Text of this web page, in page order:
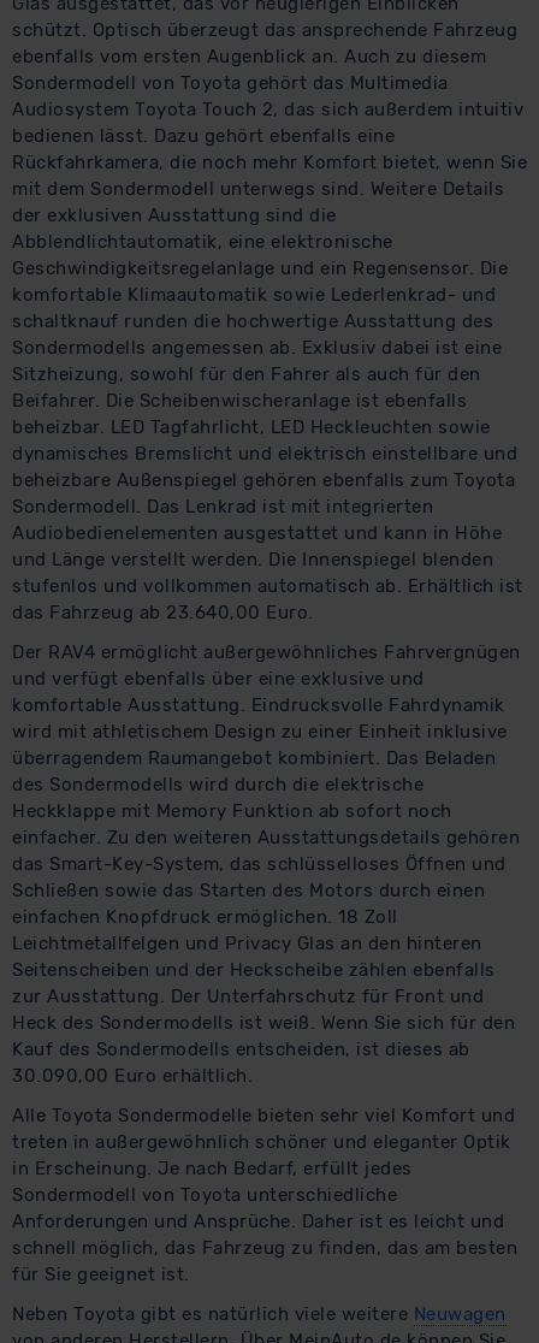
schützt. Optisch überzeugt das ansprechende Fahrzeug
ebenfalls vom ersten Augenblick an. Auch zu diesem
Sondermodell von Toyota gehört das Multimedia
Audiosystem Toyota Touch 2, das sich außerdem intuitiv
bedienen lässt. Dazu gehört ebenfalls eine
Rückfahrkamera, die noch mehr Komfort bietet, wenn Sie
mit dem Sondermodell unterwegs sind. Weitere Details
der exklusiven Ausstattung sind die
Abblendlichtautomatik, eine elektronische
Geschwindigkeitsregelanlage und ein Regensensor. Die
komfortable Klimaautomatik sowie Lederlenkrad- und
schaltknauf runden die hochwertige Ausstattung des
Sondermodells angemessen ab. Exklusiv dabei ist eine
Sitzheizung, sowohl für den Fahrer als auch für den
Beifahrer. Die Scheibenwischeranlage ist ebenfalls
beheizbar. LED Tagfahrlicht, LED Heckleuchten sowie
dynamisches Bremslicht und elektrisch einstellbare und
beheizbare Außenspiegel gehören ebenfalls zum Toyota
Sondermodell. Das Lenkrad ist mit integrierten
Audiobedienelementen ausgestattet und kann in Höhe
und Länge verstellt werden. Die Innenspiegel blenden
stufenlos und vollkommen automatisch ab. Erhältlich ist
das Fahrzeug ab 23.640,00 Euro.
Der RAV4 ermöglicht außergewöhnliches Fahrvergnügen
und verfügt ebenfalls über eine exklusive und
komfortable Ausstattung. Eindrucksvolle Fahrdynamik
wird mit athletischem Design zu einer Einheit inklusive
überragendem Raumangebot kombiniert. Das Beladen
des Sondermodells wird durch die elektrische
Heckklappe mit Memory Funktion ab sofort noch
einfacher. Zu den weiteren Ausstattungsdetails gehören
das Smart-Key-System, das schlüsselloses Öffnen und
Schließen sowie das Starten des Motors durch einen
einfachen Knopfdruck ermöglichen. 18 Zoll
Leichtmetallfelgen und Privacy Glas an den hinteren
Seitenscheiben und der Heckscheibe zählen ebenfalls
zur Ausstattung. Der Unterfahrschutz für Front und
Heck des Sondermodells ist weiß. Wenn Sie sich für den
Kauf des Sondermodells entscheiden, ist dieses ab
30.090,00 Euro erhältlich.
Alle Toyota Sondermodelle bieten sehr viel Komfort und
treten in außergewöhnlich schöner und eleganter Optik
in Erscheinung. Je nach Bedarf, erfüllt jedes
Sondermodell von Toyota unterschiedliche
Anforderungen und Ansprüche. Daher ist es leicht und
schnell möglich, das Fahrzeug zu finden, das am besten
für Sie geeignet ist.
Neben Toyota gibt es natürlich viele weitere Neuwagen